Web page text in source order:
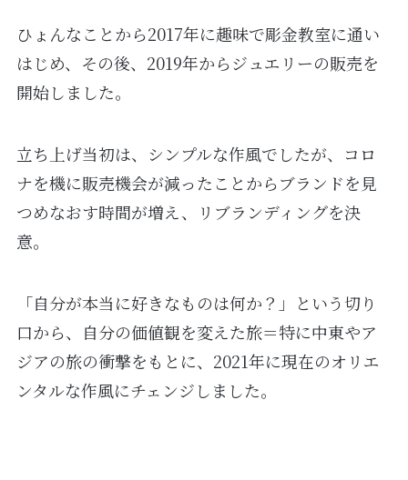
ひょんなことから2017年に趣味で彫金教室に通い
はじめ、その後、2019年からジュエリーの販売を
開始しました。
立ち上げ当初は、シンプルな作風でしたが、コロ
ナを機に販売機会が減ったことからブランドを見
つめなおす時間が増え、リブランディングを決
意。
「自分が本当に好きなものは何か？」という切り
口から、自分の価値観を変えた旅＝特に中東やア
ジアの旅の衝撃をもとに、2021年に現在のオリエ
ンタルな作風にチェンジしました。